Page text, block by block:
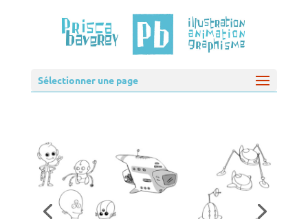
Sélectionner une page